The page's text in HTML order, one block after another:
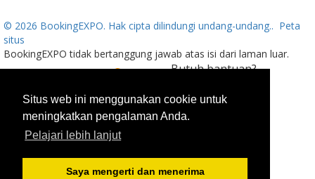
Situs web ini menggunakan cookie untuk
meningkatkan pengalaman Anda.
Pelajari lebih lanjut
Saya mengerti dan menerima
© 2026 BookingEXPO. Hak cipta dilindungi undang-undang.. Peta
situs
BookingEXPO tidak bertanggung jawab atas isi dari laman luar.
Butuh bantuan?
Tersedia 24/7
+359 2 437 33 42